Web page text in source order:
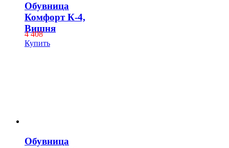
Обувница
Комфорт К-4,
Вишня
4 408
Купить
Обувница